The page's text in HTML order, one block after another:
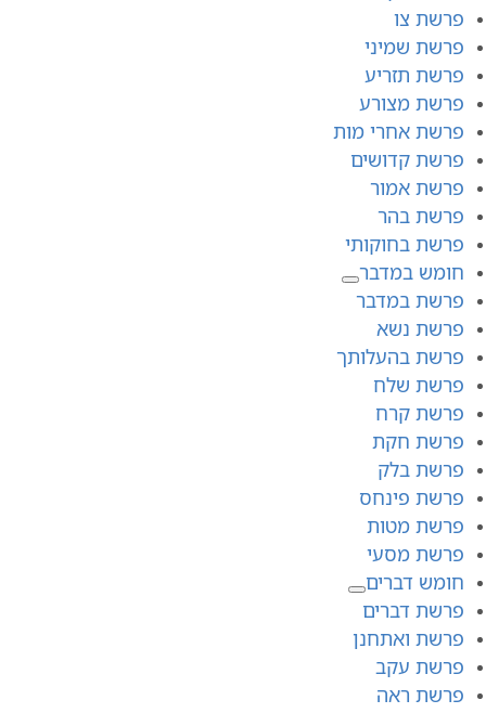
פרשת צו
פרשת שמיני
פרשת תזריע
פרשת מצורע
פרשת אחרי מות
פרשת קדושים
פרשת אמור
פרשת בהר
פרשת בחוקותי
חומש במדבר
פרשת במדבר
פרשת נשא
פרשת בהעלותך
פרשת שלח
פרשת קרח
פרשת חקת
פרשת בלק
פרשת פינחס
פרשת מטות
פרשת מסעי
חומש דברים
פרשת דברים
פרשת ואתחנן
פרשת עקב
פרשת ראה